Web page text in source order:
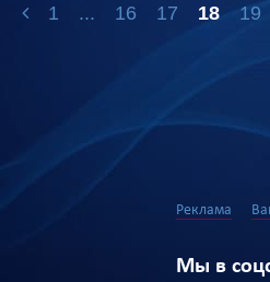
1 ... 16 17 18 19
Реклама
Мы в